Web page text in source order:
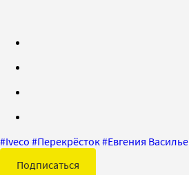
#Iveco #Перекрёсток#Евгения
Подписаться